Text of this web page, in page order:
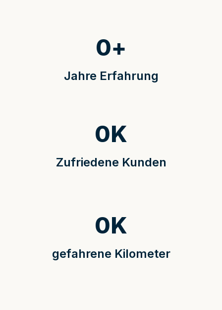
Jahre Erfahrung
0+
Zufriedene Kunden
0K
gefahrene Kilometer
0K